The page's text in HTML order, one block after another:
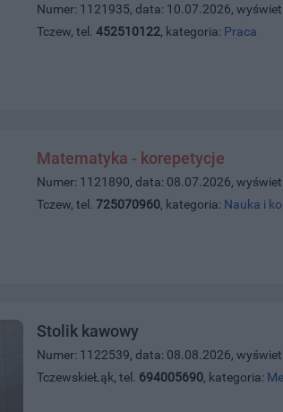
Numer: 1121935, data: 10.07.2026,
Tczew, tel.452510122, kategoria: Praca
Matematyka - korepetycje
Numer: 1121890, data: 08.07.2026,
Tczew, tel.725070960, kategoria: Nauka i
Stolik kawowy
Numer: 1122539, data: 08.08.2026,
TczewskieŁąk, tel. 694005690, kategoria: